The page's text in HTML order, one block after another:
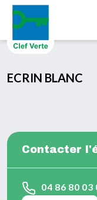
ECRIN BLANC
Contacter
04 86 80 03